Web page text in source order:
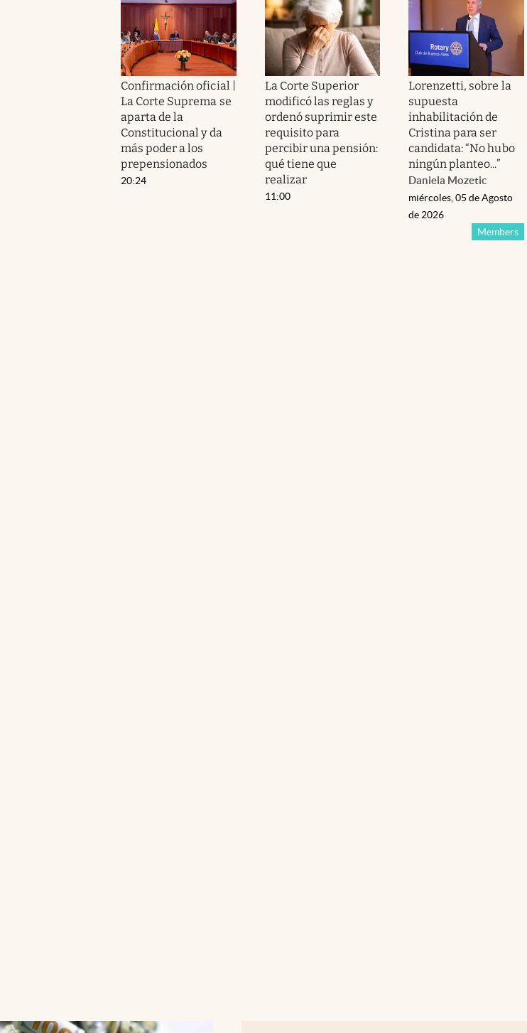
Confirmación oficial |
La Corte Suprema se
aparta de la
Constitucional y da
más poder a los
prepensionados
20:24
La Corte Superior
modificó las reglas y
ordenó suprimir este
requisito para
percibir una pensión:
qué tiene que
realizar
11:00
Lorenzetti, sobre la
supuesta
inhabilitación de
Cristina para ser
candidata: “No hubo
ningún planteo...”
Daniela Mozetic
Members
miércoles, 05 de Agosto
de 2026